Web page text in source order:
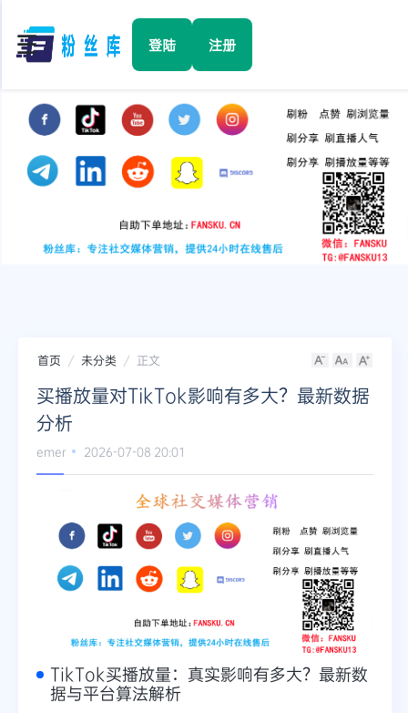
☰ 登陆 注册
Facebook
TikTok
YouTube
Twitter
首页 未分类 正文
买播放量对TikTok影响有多大？最新数据
分析
emer 2026-07-08 20:01
TikTok买播放量：真实影响有多大？最新数
据与平台算法解析